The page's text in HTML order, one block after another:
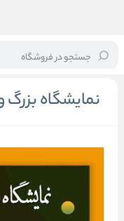
جستجو در فروشگاه خانه / نمایشگاه بزرگ ویژه بانوان
نمایشگاه بزرگ